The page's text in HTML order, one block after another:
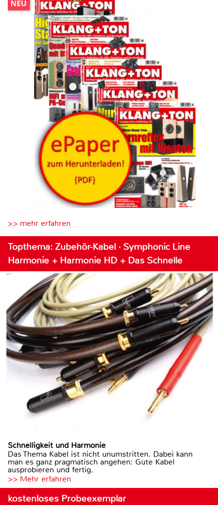
>> mehr erfahren
Topthema: Zubehör-Kabel · Symphonic Line
Harmonie + Harmonie HD + Das Schnelle
Schnelligkeit und Harmonie
Das Thema Kabel ist nicht unumstritten. Dabei kann
man es ganz pragmatisch angehen: Gute Kabel
ausprobieren und fertig.
>> Mehr erfahren
kostenloses Probeexemplar